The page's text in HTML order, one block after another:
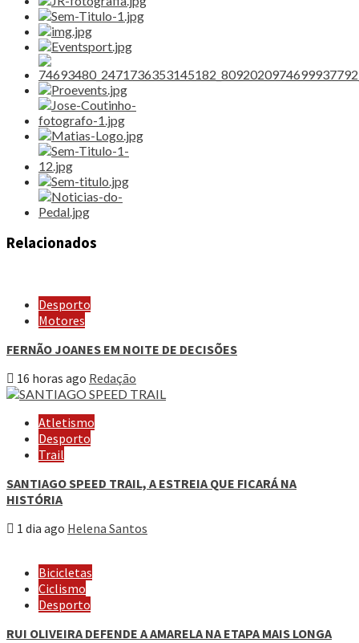
Relacionados
Desporto
Motores
FERNÃO JOANES EM NOITE DE DECISÕES
16 horas ago Redação
Atletismo
Desporto
Trail
SANTIAGO SPEED TRAIL, A ESTREIA QUE FICARÁ NA
HISTÓRIA
1 dia ago Helena Santos
Bicicletas
Ciclismo
Desporto
RUI OLIVEIRA DEFENDE A AMARELA NA ETAPA MAIS LONGA